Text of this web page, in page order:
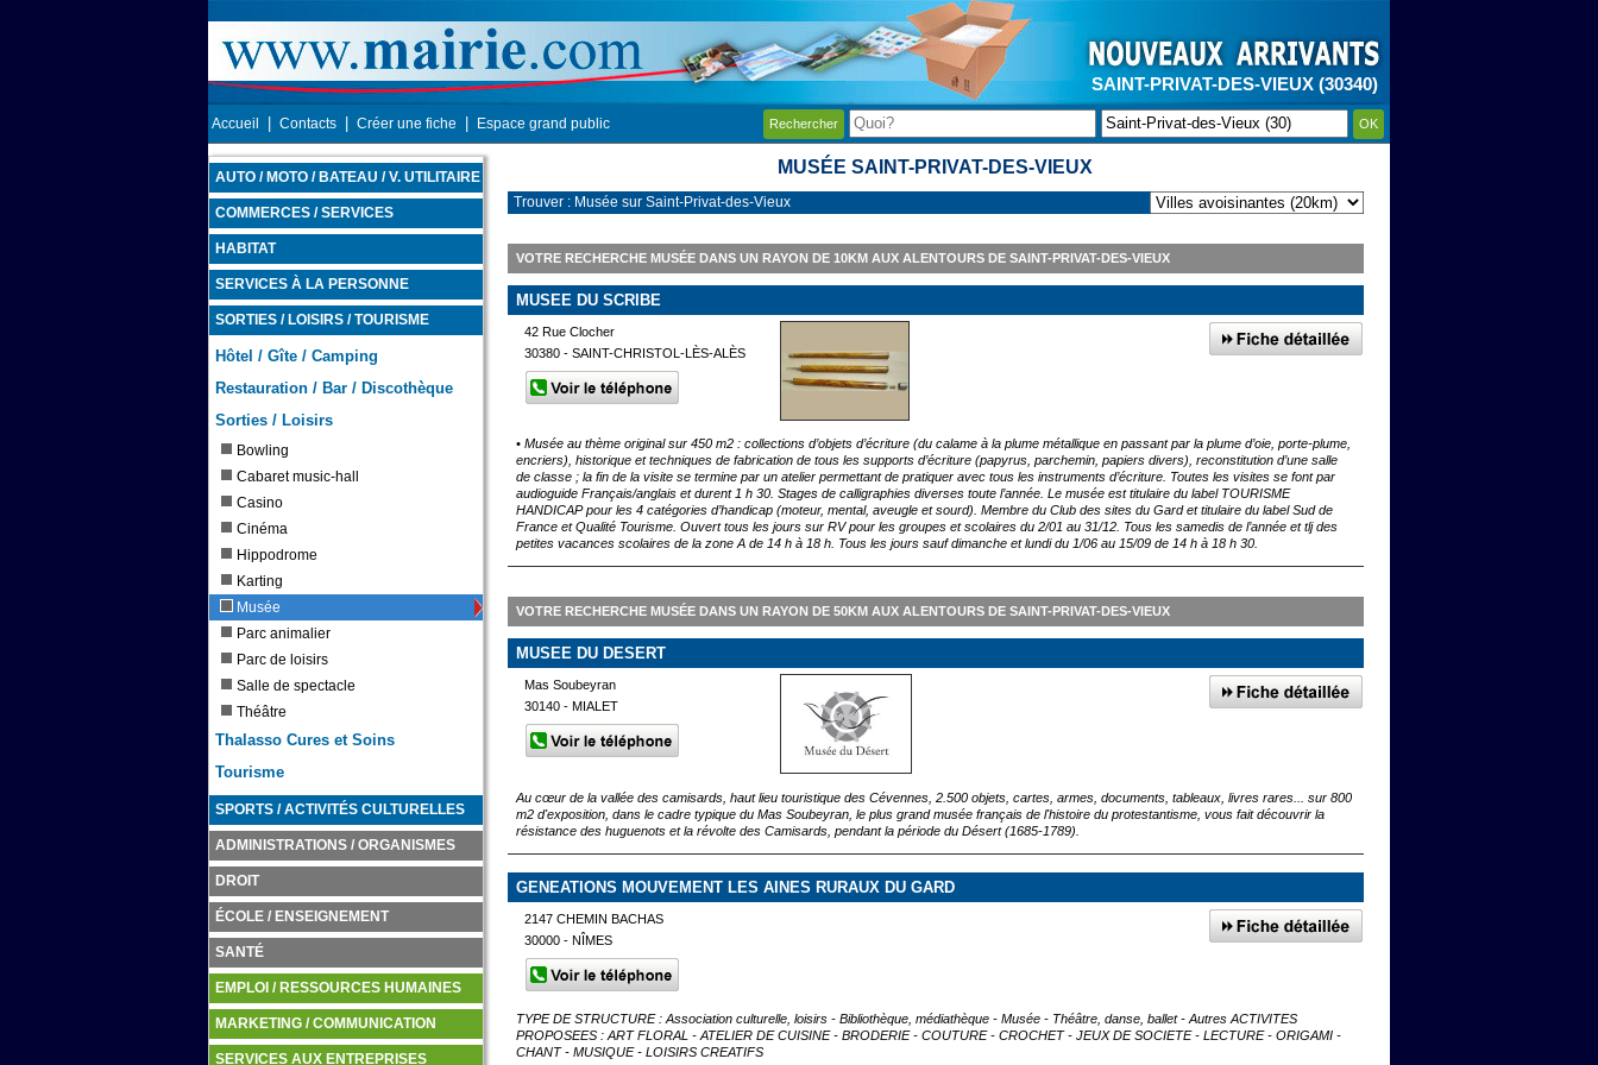
SAINT-PRIVAT-DES-VIEUX (30340)
Accueil Contacts Créer une fiche Espace grand public Rechercher OK
AUTO / MOTO / BATEAU / V. UTILITAIRE
COMMERCES / SERVICES
HABITAT
SERVICES À LA PERSONNE
SORTIES / LOISIRS / TOURISME
Hôtel / Gîte / Camping
Restauration / Bar / Discothèque
Sorties / Loisirs
Bowling
Cabaret music-hall
Casino
Cinéma
Hippodrome
Karting
Musée
Parc animalier
Parc de loisirs
Salle de spectacle
Théâtre
Thalasso Cures et Soins
Tourisme
SPORTS / ACTIVITÉS CULTURELLES
ADMINISTRATIONS / ORGANISMES
DROIT
ÉCOLE / ENSEIGNEMENT
SANTÉ
EMPLOI / RESSOURCES HUMAINES
MARKETING / COMMUNICATION
SERVICES AUX ENTREPRISES
MUSÉE SAINT-PRIVAT-DES-VIEUX
Trouver : Musée sur Saint-Privat-des-Vieux
VOTRE RECHERCHE MUSÉE DANS UN RAYON DE 10KM AUX ALENTOURS DE SAINT-PRIVAT-DES-VIEUX
MUSEE DU SCRIBE
42 Rue Clocher
30380 - SAINT-CHRISTOL-LÈS-ALÈS
• Musée au thème original sur 450 m2 : collections d’objets d’écriture (du calame à la plume métallique en passant par la plume d’oie, porte-plume,
encriers), historique et techniques de fabrication de tous les supports d’écriture (papyrus, parchemin, papiers divers), reconstitution d’une salle
de classe ; la fin de la visite se termine par un atelier permettant de pratiquer avec tous les instruments d’écriture. Toutes les visites se font par
audioguide Français/anglais et durent 1 h 30. Stages de calligraphies diverses toute l’année. Le musée est titulaire du label TOURISME
HANDICAP pour les 4 catégories d’handicap (moteur, mental, aveugle et sourd). Membre du Club des sites du Gard et titulaire du label Sud de
France et Qualité Tourisme. Ouvert tous les jours sur RV pour les groupes et scolaires du 2/01 au 31/12. Tous les samedis de l’année et tlj des
petites vacances scolaires de la zone A de 14 h à 18 h. Tous les jours sauf dimanche et lundi du 1/06 au 15/09 de 14 h à 18 h 30.
VOTRE RECHERCHE MUSÉE DANS UN RAYON DE 50KM AUX ALENTOURS DE SAINT-PRIVAT-DES-VIEUX
MUSEE DU DESERT
Mas Soubeyran
30140 - MIALET
Au cœur de la vallée des camisards, haut lieu touristique des Cévennes, 2.500 objets, cartes, armes, documents, tableaux, livres rares... sur 800
m2 d'exposition, dans le cadre typique du Mas Soubeyran, le plus grand musée français de l'histoire du protestantisme, vous fait découvrir la
résistance des huguenots et la révolte des Camisards, pendant la période du Désert (1685-1789).
GENEATIONS MOUVEMENT LES AINES RURAUX DU GARD
2147 CHEMIN BACHAS
30000 - NÎMES
TYPE DE STRUCTURE : Association culturelle, loisirs - Bibliothèque, médiathèque - Musée - Théâtre, danse, ballet - Autres ACTIVITES
PROPOSEES : ART FLORAL - ATELIER DE CUISINE - BRODERIE - COUTURE - CROCHET - JEUX DE SOCIETE - LECTURE - ORIGAMI -
CHANT - MUSIQUE - LOISIRS CREATIFS